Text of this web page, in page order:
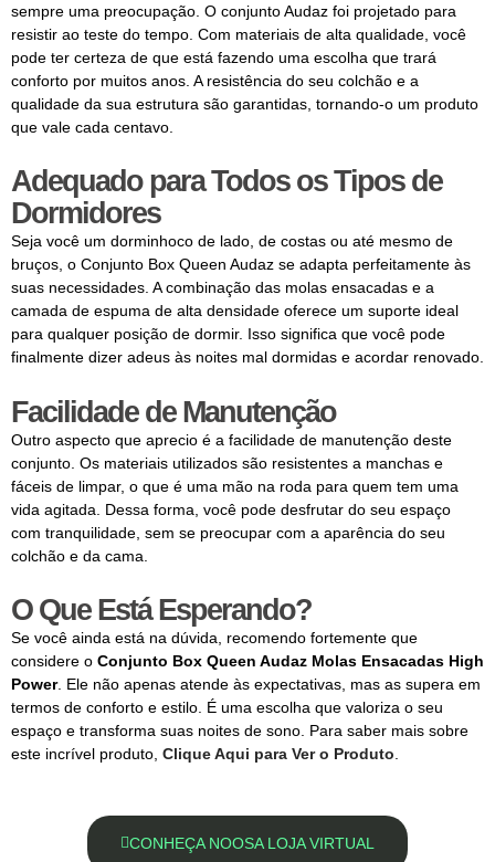
sempre uma preocupação. O conjunto Audaz foi projetado para
resistir ao teste do tempo. Com materiais de alta qualidade, você
pode ter certeza de que está fazendo uma escolha que trará
conforto por muitos anos. A resistência do seu colchão e a
qualidade da sua estrutura são garantidas, tornando-o um produto
que vale cada centavo.
Adequado para Todos os Tipos de
Dormidores
Seja você um dorminhoco de lado, de costas ou até mesmo de
bruços, o Conjunto Box Queen Audaz se adapta perfeitamente às
suas necessidades. A combinação das molas ensacadas e a
camada de espuma de alta densidade oferece um suporte ideal
para qualquer posição de dormir. Isso significa que você pode
finalmente dizer adeus às noites mal dormidas e acordar renovado.
Facilidade de Manutenção
Outro aspecto que aprecio é a facilidade de manutenção deste
conjunto. Os materiais utilizados são resistentes a manchas e
fáceis de limpar, o que é uma mão na roda para quem tem uma
vida agitada. Dessa forma, você pode desfrutar do seu espaço
com tranquilidade, sem se preocupar com a aparência do seu
colchão e da cama.
O Que Está Esperando?
Se você ainda está na dúvida, recomendo fortemente que
considere o Conjunto Box Queen Audaz Molas Ensacadas High
Power. Ele não apenas atende às expectativas, mas as supera em
termos de conforto e estilo. É uma escolha que valoriza o seu
espaço e transforma suas noites de sono. Para saber mais sobre
este incrível produto, Clique Aqui para Ver o Produto
CONHEÇA NOOSA LOJA VIRTUAL